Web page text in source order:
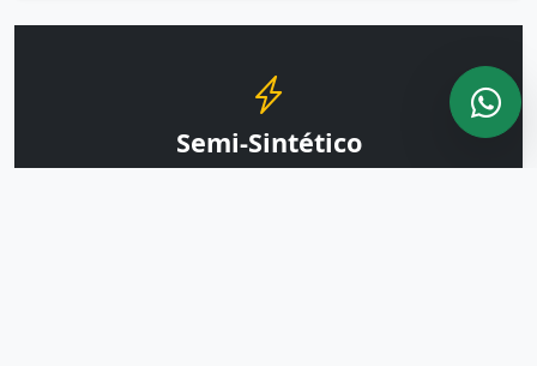
Semi-Sintético